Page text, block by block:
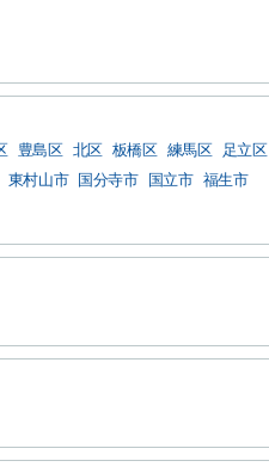
豊島区 北区 板橋区 練馬区
足立区
東村山市 国分寺市 国立市 福生市